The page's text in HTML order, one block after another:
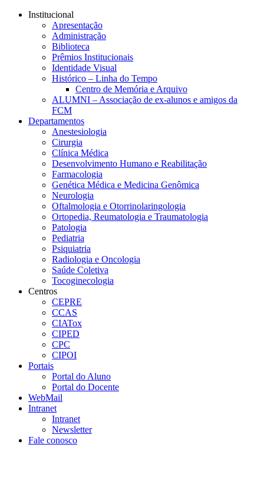
Conteúdo principal
Institucional
Apresentação
Administração
Biblioteca
Prêmios Institucionais
Identidade Visual
Histórico – Linha do Tempo
Centro de Memória e Arquivo
ALUMNI – Associação de ex-alunos e amigos da
FCM
Departamentos
Anestesiologia
Cirurgia
Clínica Médica
Desenvolvimento Humano e Reabilitação
Farmacologia
Genética Médica e Medicina Genômica
Neurologia
Oftalmologia e Otorrinolaringologia
Ortopedia, Reumatologia e Traumatologia
Patologia
Pediatria
Psiquiatria
Radiologia e Oncologia
Saúde Coletiva
Tocoginecologia
Centros
CEPRE
CCAS
CIATox
CIPED
CPC
CIPOI
Portais
Portal do Aluno
Portal do Docente
WebMail
Intranet
Intranet
Newsletter
Fale conosco